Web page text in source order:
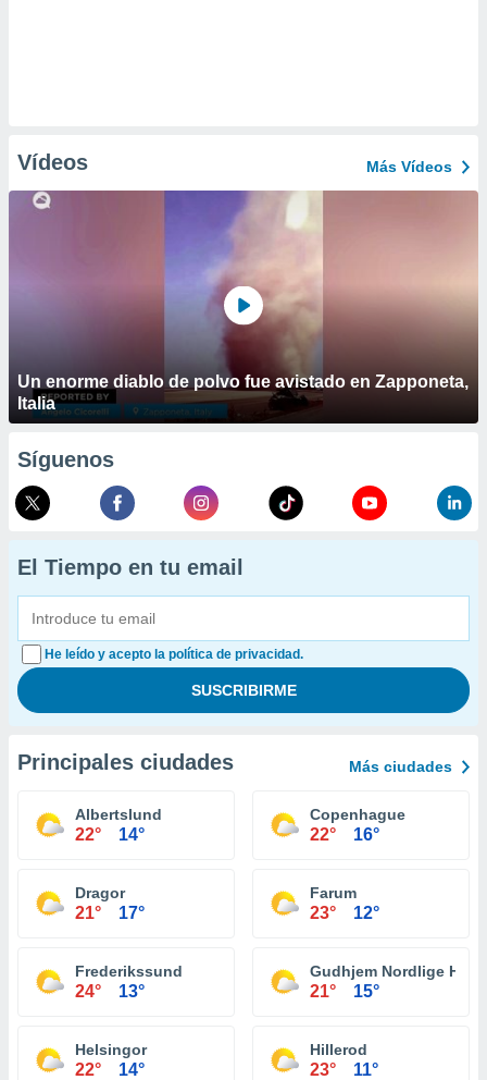
Vídeos Más Vídeos
Un enorme diablo de polvo fue avistado en Zapponeta,
Italia
Síguenos
El Tiempo en tu email
He leído y acepto la política de privacidad.
Principales ciudades Más ciudades
Albertslund
22° 14°
Copenhague
22° 16°
Dragor
21° 17°
Farum
23° 12°
Frederikssund
24° 13°
Gudhjem Nordlige Havn
21° 15°
Helsingor
22° 14°
Hillerod
23° 11°